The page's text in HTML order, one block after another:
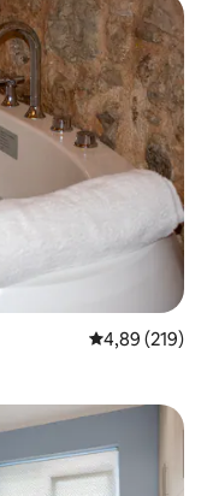
Średnia
4,89 (219)